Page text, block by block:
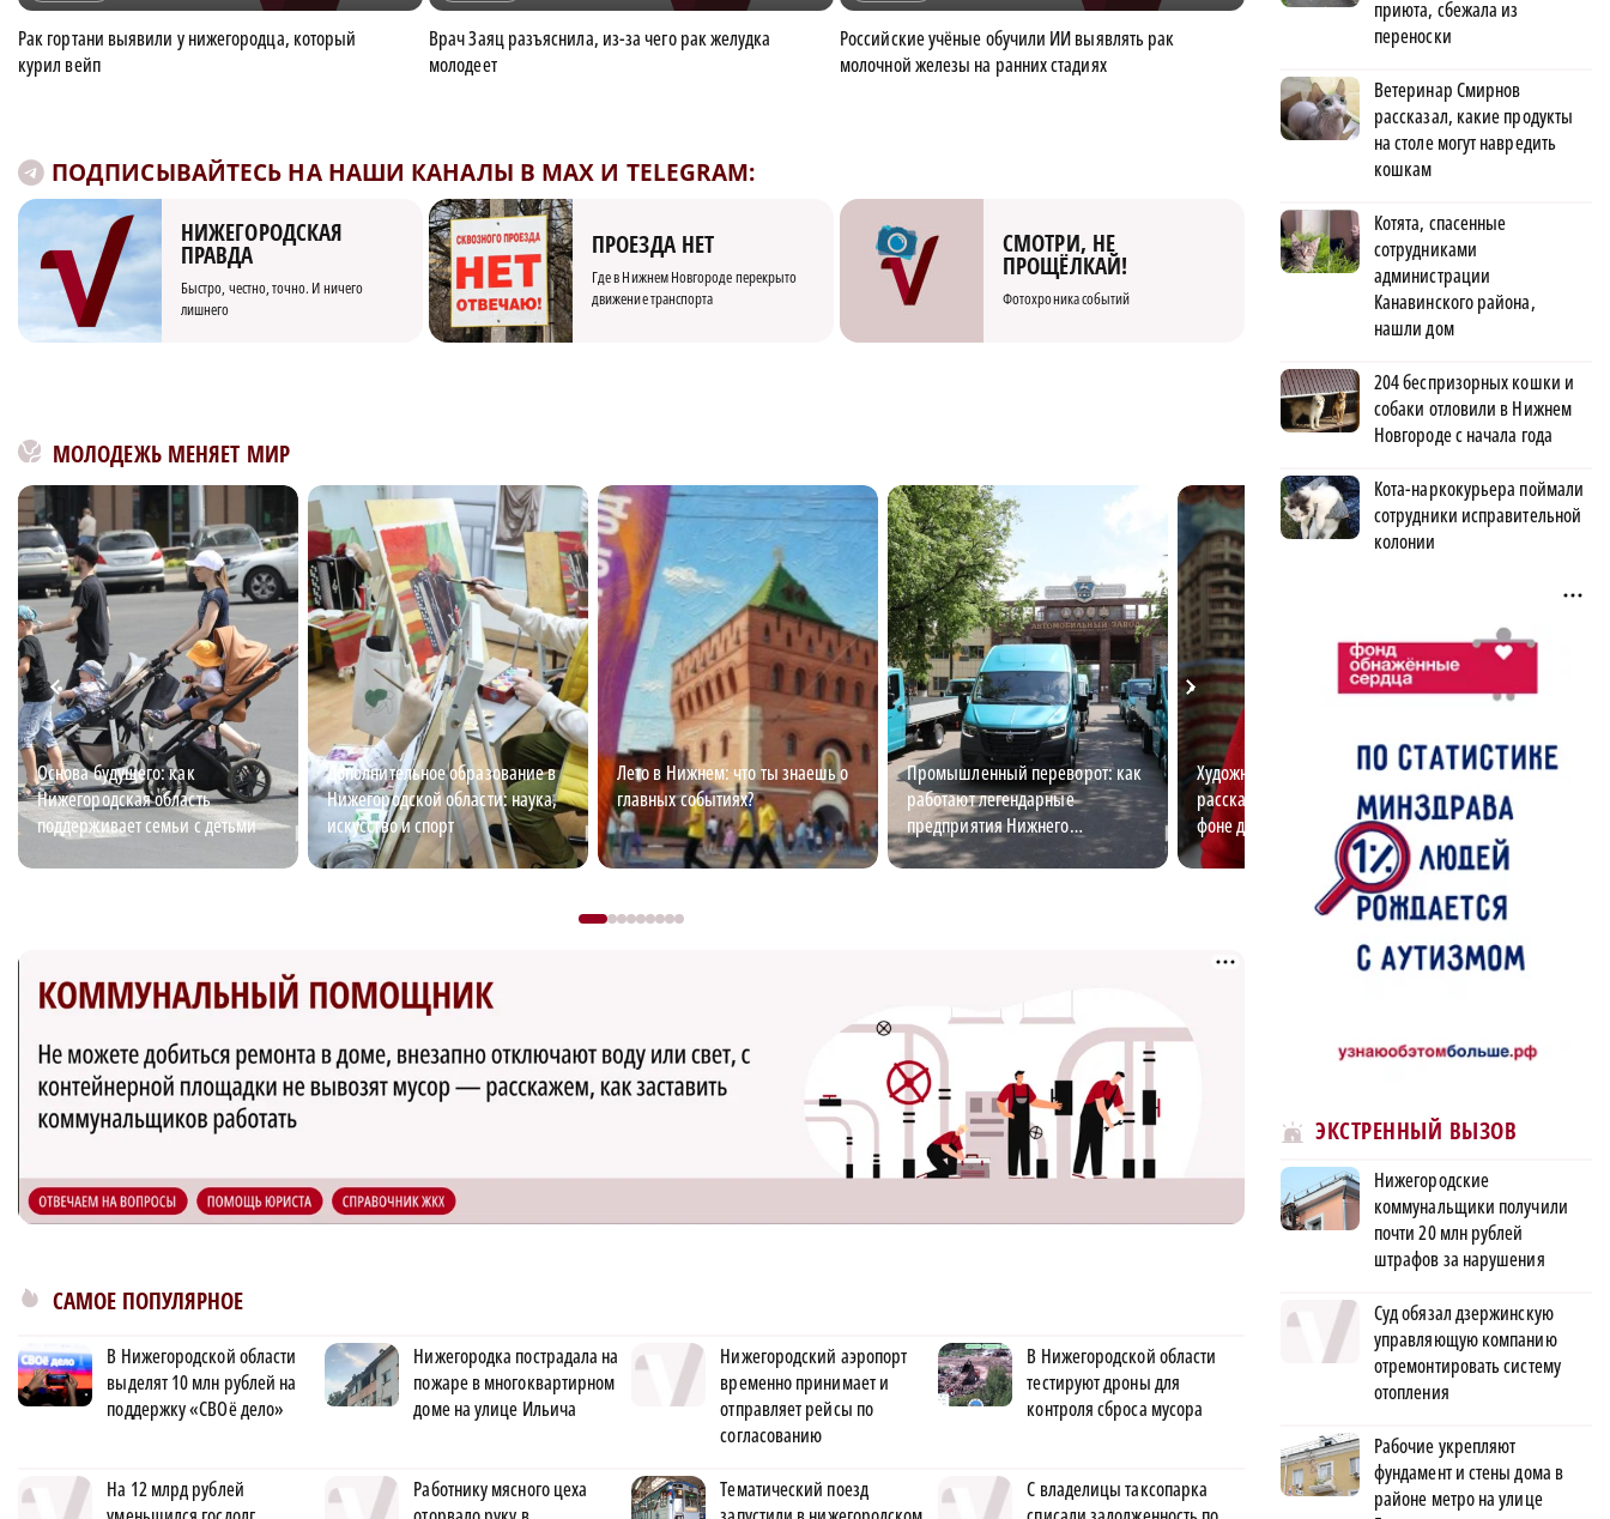
Рак гортани выявили у нижегородца, который
курил вейп
Врач Заяц разъяснила, из-за чего рак желудка
молодеет
Российские учёные обучили ИИ выявлять рак
молочной железы на ранних стадиях
ПОДПИСЫВАЙТЕСЬ НА НАШИ КАНАЛЫ В MAX И TELEGRAM:
НИЖЕГОРОДСКАЯ
ПРАВДА
Быстро, честно, точно. И ничего
лишнего
ПРОЕЗДА НЕТ
Где в Нижнем Новгороде перекрыто
движение транспорта
СМОТРИ, НЕ
ПРОЩЁЛКАЙ!
Фотохроника событий
МОЛОДЕЖЬ МЕНЯЕТ МИР
Основа будущего: как
Нижегородская область
поддерживает семьи с детьми
Дополнительное образование в
Нижегородской области: наука,
искусство и спорт
Лето в Нижнем: что ты знаешь о
главных событиях?
Промышленный переворот: как
работают легендарные
предприятия Нижнего
Новгорода
Художница-дизайнер
рассказала, как выделиться на
фоне других
Быть
круто: какие
действуют?
САМОЕ ПОПУЛЯРНОЕ
В Нижегородской области
выделят 10 млн рублей на
поддержку «СВОё дело»
Нижегородка пострадала на
пожаре в многоквартирном
доме на улице Ильича
Нижегородский аэропорт
временно принимает и
отправляет рейсы по
согласованию
В Нижегородской области
тестируют дроны для
контроля сброса мусора
На 12 млрд рублей
Работнику мясного цеха
Тематический поезд
С владелицы таксопарка
приюта, сбежала из
переноски
Ветеринар Смирнов
рассказал, какие продукты
на столе могут навредить
кошкам
Котята, спасенные
сотрудниками
администрации
Канавинского района,
нашли дом
204 беспризорных кошки и
собаки отловили в Нижнем
Новгороде с начала года
Кота-наркокурьера поймали
сотрудники исправительной
колонии
ЭКСТРЕННЫЙ ВЫЗОВ
Нижегородские
коммунальщики получили
почти 20 млн рублей
штрафов за нарушения
Суд обязал дзержинскую
управляющую компанию
отремонтировать систему
отопления
Рабочие укрепляют
фундамент и стены дома в
районе метро на улице